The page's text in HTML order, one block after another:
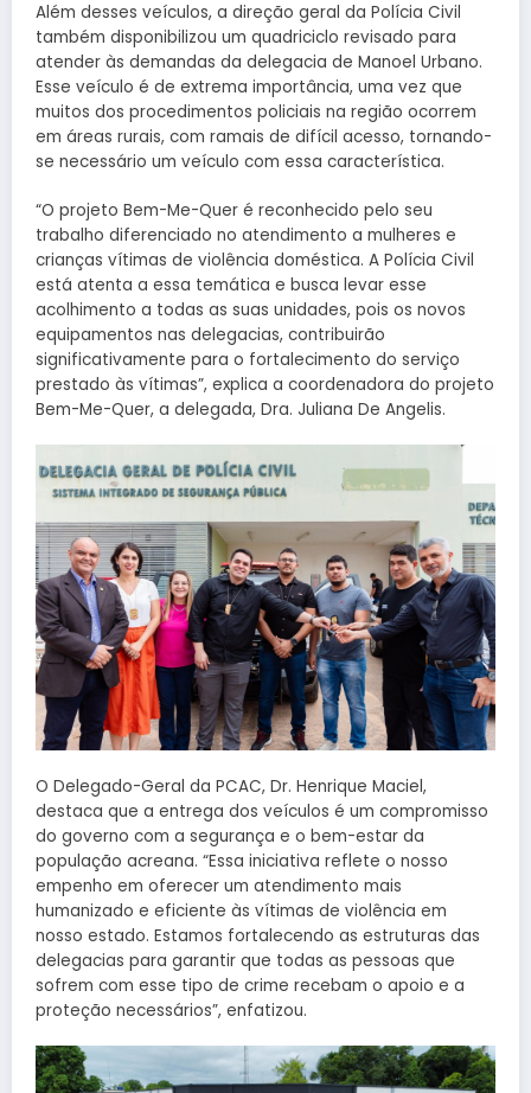
Além desses veículos, a direção geral da Polícia Civil
também disponibilizou um quadriciclo revisado para
atender às demandas da delegacia de Manoel Urbano.
Esse veículo é de extrema importância, uma vez que
muitos dos procedimentos policiais na região ocorrem
em áreas rurais, com ramais de difícil acesso, tornando-
se necessário um veículo com essa característica.
“O projeto Bem-Me-Quer é reconhecido pelo seu
trabalho diferenciado no atendimento a mulheres e
crianças vítimas de violência doméstica. A Polícia Civil
está atenta a essa temática e busca levar esse
acolhimento a todas as suas unidades, pois os novos
equipamentos nas delegacias, contribuirão
significativamente para o fortalecimento do serviço
prestado às vítimas”, explica a coordenadora do projeto
Bem-Me-Quer, a delegada, Dra. Juliana De Angelis.
O Delegado-Geral da PCAC, Dr. Henrique Maciel,
destaca que a entrega dos veículos é um compromisso
do governo com a segurança e o bem-estar da
população acreana. “Essa iniciativa reflete o nosso
empenho em oferecer um atendimento mais
humanizado e eficiente às vítimas de violência em
nosso estado. Estamos fortalecendo as estruturas das
delegacias para garantir que todas as pessoas que
sofrem com esse tipo de crime recebam o apoio e a
proteção necessários”, enfatizou.